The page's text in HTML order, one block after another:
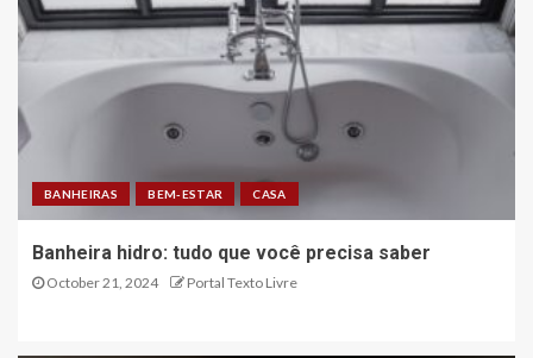
BANHEIRAS BEM-ESTAR CASA
Banheira hidro: tudo que você precisa saber
October 21, 2024 Portal Texto Livre